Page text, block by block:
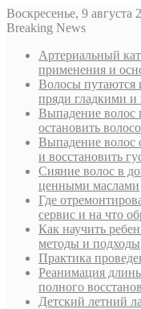
Воскресенье, 9 августа
Breaking News
Артериальный
применения и
Волосы путаются
пряди гладкими
Выпадение волос
остановить
Выпадение волос
и восстановить
Сияние волос в
ценными маслами
Где
сервис и на что
Как научить
методы и подходы
Практика
Реанимация
полного
Детский летний